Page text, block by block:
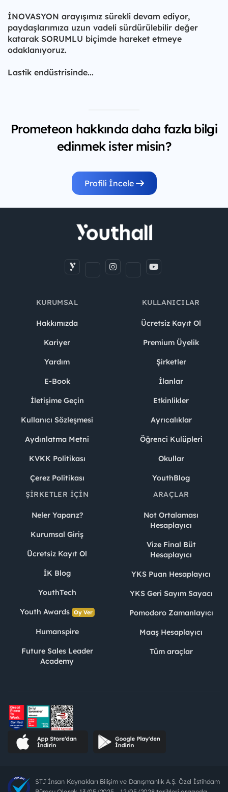
İNOVASYON arayışımız sürekli devam ediyor,
paydaşlarımıza uzun vadeli sürdürülebilir değer
katarak SORUMLU biçimde hareket etmeye
odaklanıyoruz.
Lastik endüstrisinde...
Prometeon hakkında daha fazla bilgi
edinmek ister misin?
Profili İncele
KURUMSAL
Hakkımızda
Kariyer
Yardım
E-Book
İletişime Geçin
Kullanıcı Sözleşmesi
Aydınlatma Metni
KVKK Politikası
Çerez Politikası
KULLANICILAR
Ücretsiz Kayıt Ol
Premium Üyelik
Şirketler
İlanlar
Etkinlikler
Ayrıcalıklar
Öğrenci Kulüpleri
Okullar
YouthBlog
ŞIRKETLER İÇIN
Neler Yaparız?
Kurumsal Giriş
Ücretsiz Kayıt Ol
İK Blog
YouthTech
Youth Awards Oy Ver
Humanspire
Future Sales Leader
Academy
ARAÇLAR
Not Ortalaması
Hesaplayıcı
Vize Final Büt
Hesaplayıcı
YKS Puan Hesaplayıcı
YKS Geri Sayım Sayacı
Pomodoro Zamanlayıcı
Maaş Hesaplayıcı
Tüm araçlar
STJ İnsan Kaynakları Bilişim ve Danışmanlık A.Ş. Özel İstihdam